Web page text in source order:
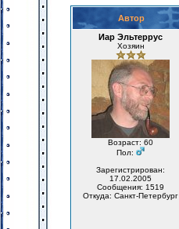
Автор
Иар Эльтеррус
Хозяин
Возраст: 60
Пол:
Зарегистрирован:
17.02.2005
Сообщения: 1519
Откуда: Санкт-Петербург